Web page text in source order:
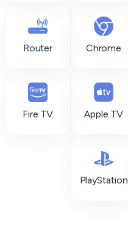
Router Chrome
Fire TV Apple TV
PlayStation